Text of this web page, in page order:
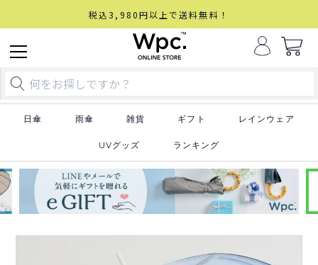
税込3,980円以上で送料無料！
日傘 雨傘 雑貨 ギフト レインウェア
UVグッズ ランキング